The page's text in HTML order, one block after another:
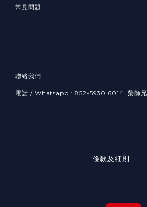
常見問題
聯絡我們
電話 / Whatsapp : 852-5930 6014 榮師兄
條款及細則